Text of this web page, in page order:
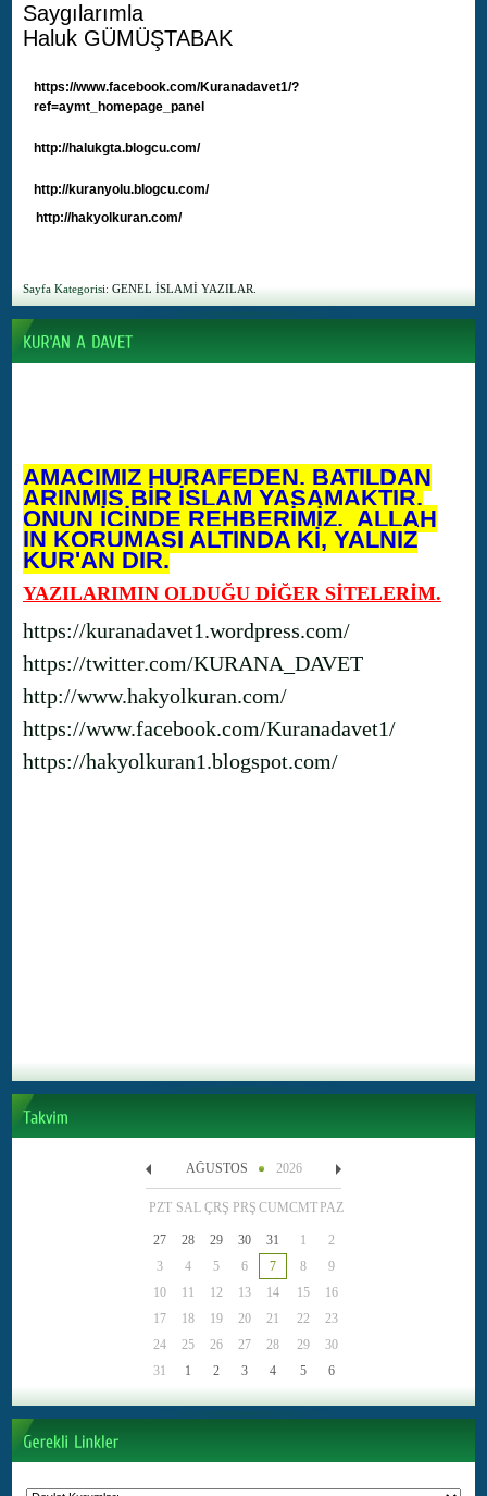
AMACIMIZ HURAFEDEN, BATILDAN
ARINMIŞ BİR İSLAM YAŞAMAKTIR.
ONUN İÇİNDE REHBERİMİZ, ALLAH
IN KORUMASI ALTINDA Kİ, YALNIZ
KUR'AN DIR.
YAZILARIMIN OLDUĞU DİĞER SİTELERİM.
https://kuranadavet1.wordpress.com/
https://twitter.com/KURANA_DAVET
http://www.hakyolkuran.com/
https://www.facebook.com/Kuranadavet1/
https://hakyolkuran1.blogspot.com/
Saygılarımla
Haluk GÜMÜŞTABAK
https://www.facebook.com/Kuranadavet1/?
ref=aymt_homepage_panel
http://halukgta.blogcu.com/
http://kuranyolu.blogcu.com/
http://hakyolkuran.com/
Sayfa Kategorisi: GENEL İSLAMİ YAZILAR.